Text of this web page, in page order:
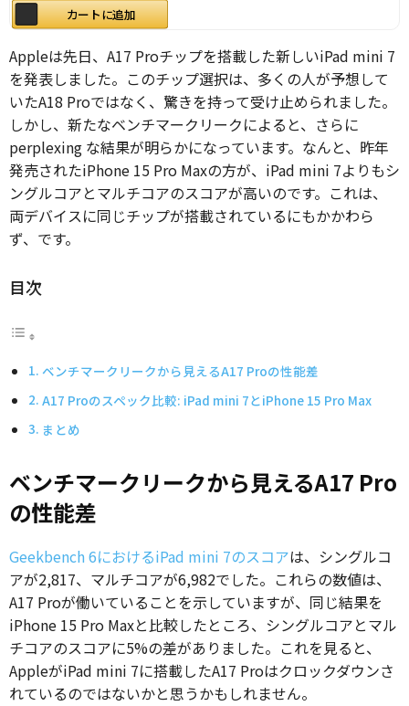
カートに追加
Appleは先日、A17 Proチップを搭載した新しいiPad mini 7
を発表しました。このチップ選択は、多くの人が予想して
いたA18 Proではなく、驚きを持って受け止められました。
しかし、新たなベンチマークリークによると、さらに
perplexing な結果が明らかになっています。なんと、昨年
発売されたiPhone 15 Pro Maxの方が、iPad mini 7よりもシ
ングルコアとマルチコアのスコアが高いのです。これは、
両デバイスに同じチップが搭載されているにもかかわら
ず、です。
目次
ベンチマークリークから見えるA17 Proの性能差
A17 Proのスペック比較: iPad mini 7とiPhone 15 Pro Max
まとめ
ベンチマークリークから見えるA17 Pro
の性能差
Geekbench 6におけるiPad mini 7のスコアは、シングルコ
アが2,817、マルチコアが6,982でした。これらの数値は、
A17 Proが働いていることを示していますが、同じ結果を
iPhone 15 Pro Maxと比較したところ、シングルコアとマル
チコアのスコアに5%の差がありました。これを見ると、
AppleがiPad mini 7に搭載したA17 Proはクロックダウンさ
れているのではないかと思うかもしれません。